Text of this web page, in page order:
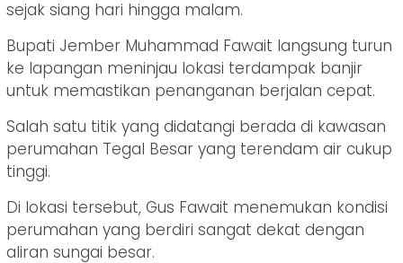
sejak siang hari hingga malam.
Bupati Jember Muhammad Fawait langsung turun
ke lapangan meninjau lokasi terdampak banjir
untuk memastikan penanganan berjalan cepat.
Salah satu titik yang didatangi berada di kawasan
perumahan Tegal Besar yang terendam air cukup
tinggi.
Di lokasi tersebut, Gus Fawait menemukan kondisi
perumahan yang berdiri sangat dekat dengan
aliran sungai besar.